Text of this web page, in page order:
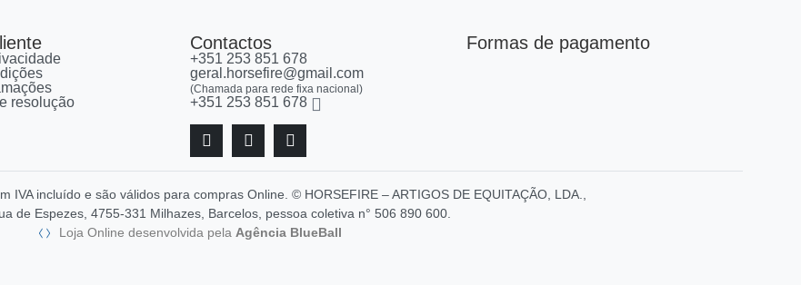
resolução
Contactos
+351 253 851 678
geral.horsefire@gmail.com
(Chamada para rede fixa nacional)
+351 253 851 678
Formas de pagamento
IVA incluído e são válidos para compras Online. © HORSEFIRE – ARTIGOS DE EQUITAÇÃO, LDA.,
de Espezes, 4755-331 Milhazes, Barcelos, pessoa coletiva n° 506 890 600.
Loja Online desenvolvida pela Agência BlueBall